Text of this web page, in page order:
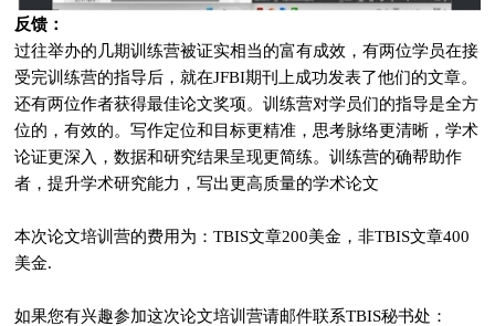
反馈：
过往举办的几期训练营被证实相当的富有成效，有两位学员在接
受完训练营的指导后，就在JFBI期刊上成功发表了他们的文章。
还有两位作者获得最佳论文奖项。训练营对学员们的指导是全方
位的，有效的。写作定位和目标更精准，思考脉络更清晰，学术
论证更深入，数据和研究结果呈现更简练。训练营的确帮助作
者，提升学术研究能力，写出更高质量的学术论文
本次论文培训营的费用为：TBIS文章200美金，非TBIS文章400
美金.
如果您有兴趣参加这次论文培训营请邮件联系TBIS秘书处：